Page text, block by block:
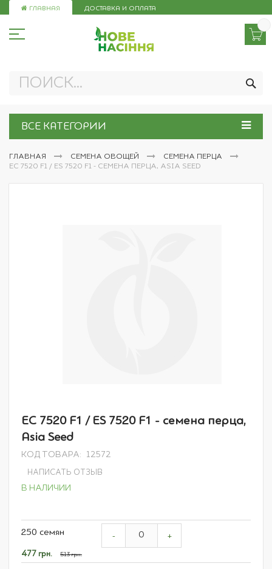
Skip
ГЛАВНАЯ ДОСТАВКА И ОПЛАТА
ВСЕ КАТЕГОРИИ
ГЛАВНАЯ СЕМЕНА ОВОЩЕЙ
СЕМЕНА ПЕРЦА
ЕС 7520 F1 / ES 7520 F1 - СЕМЕНА ПЕРЦА, ASIA SEED
Перейти
началу
галереи
ЕС 7520 F1 / ES 7520 F1 - семена перца,
Asia Seed
КОД ТОВАРА 12572
НАПИСАТЬ ОТЗЫВ
В НАЛИЧИИ
product
250 семян
Специальная
цена
477 грн. 513 грн.
- +